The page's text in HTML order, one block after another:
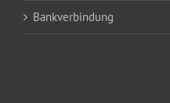
Bankverbindung